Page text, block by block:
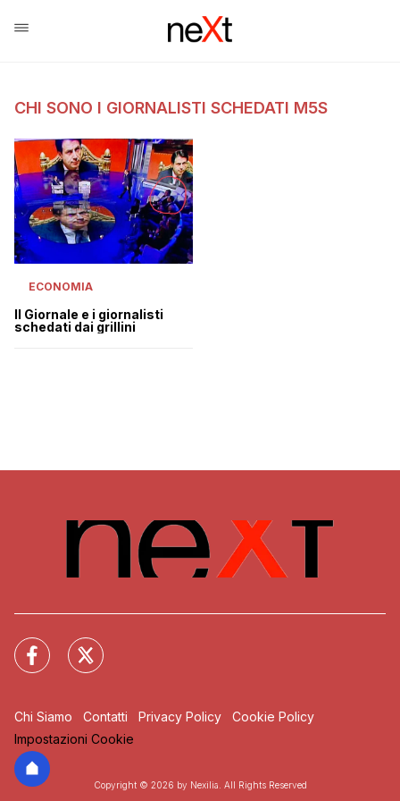
CHI SONO I GIORNALISTI SCHEDATI M5S
ECONOMIA
Il Giornale e i giornalisti
schedati dai grillini
Chi Siamo Contatti Privacy Policy
Cookie Policy
Impostazioni Cookie
Copyright © 2026 by Nexilia. All Rights Reserved